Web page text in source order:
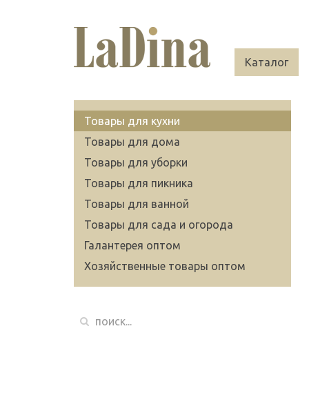
Каталог
Товары для кухни
Товары для дома
Товары для уборки
Товары для пикника
Товары для ванной
Товары для сада и огорода
Галантерея оптом
Хозяйственные товары оптом